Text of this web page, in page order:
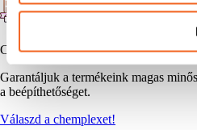
Chemplex garancia
Garantáljuk a termékeink magas
a beépíthetőséget.
Válaszd a chemplexet!